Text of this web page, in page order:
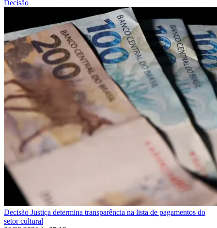
Decisão
Decisão Justiça determina transparência na lista de pagamentos do
setor cultural